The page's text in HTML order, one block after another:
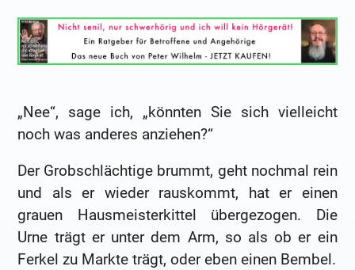
„Nee“, sage ich, „könnten Sie sich vielleicht
noch was anderes anziehen?“
Der Grobschlächtige brummt, geht nochmal rein
und als er wieder rauskommt, hat er einen
grauen Hausmeisterkittel übergezogen. Die
Urne trägt er unter dem Arm, so als ob er ein
Ferkel zu Markte trägt, oder eben einen Bembel.